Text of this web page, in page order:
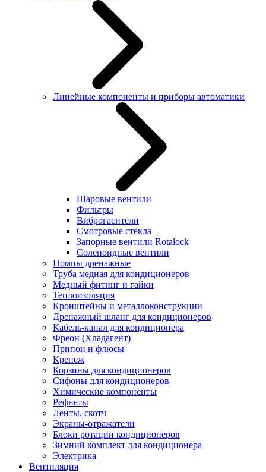
Линейные компоненты и приборы автоматики
Шаровые вентили
Фильтры
Виброгасители
Смотровые стекла
Запорные вентили Rotalock
Соленоидные вентили
Помпы дренажные
Труба медная для кондиционеров
Медный фитинг и гайки
Теплоизоляция
Кронштейны и металлоконструкции
Дренажный шланг для кондиционеров
Кабель-канал для кондиционера
Фреон (Хладагент)
Припои и флюсы
Крепеж
Корзины для кондиционеров
Сифоны для кондиционеров
Химические компоненты
Рефнеты
Ленты, скотч
Экраны-отражатели
Блоки ротации кондиционеров
Зимний комплект для кондиционера
Электрика
Вентиляция